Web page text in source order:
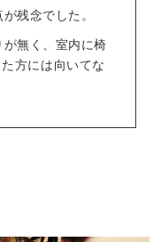
残念でした。
無く、室内に椅
方には向いてな